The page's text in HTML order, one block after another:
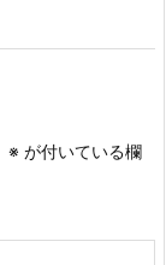
※ が付いている欄